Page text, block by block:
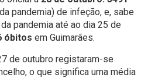
pandemia) de infeção, e, sabe
pandemia até ao dia 25 de
óbitos em Guimarães.
de outubro registaram-se
o que significa uma média